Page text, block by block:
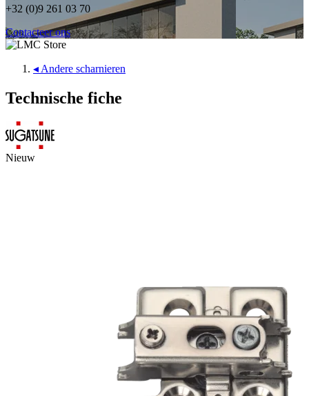
+32 (0)9 261 03 70
Contacteer ons
◂ Andere scharnieren
Technische fiche
Nieuw